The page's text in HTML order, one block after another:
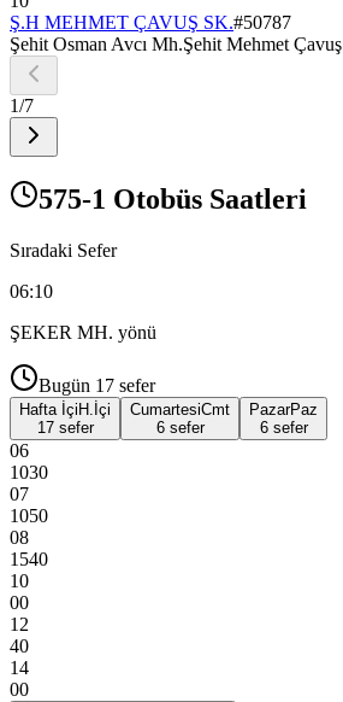
Ş.H MEHMET ÇAVUŞ SK.#50787
Şehit Osman Avcı Mh.Şehit Mehmet
1/7
575-1 Otobüs Saatleri
Sıradaki Sefer
06:10
ŞEKER MH. yönü
Bugün 17 sefer
Hafta İçi H.İçi
17 sefer
CumartesiCmt
6 sefer
PazarPaz
6 sefer
06
1030
07
1050
08
1540
10
00
12
40
14
00